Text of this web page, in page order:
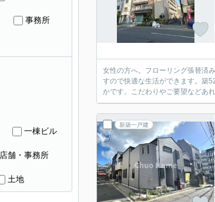
女性の方へ。フローリング張替済
すので快適な生活ができます。築
かです。こだわりやご要望などあ
新築一戸建
事務所
一棟ビル
店舗・事務所
土地